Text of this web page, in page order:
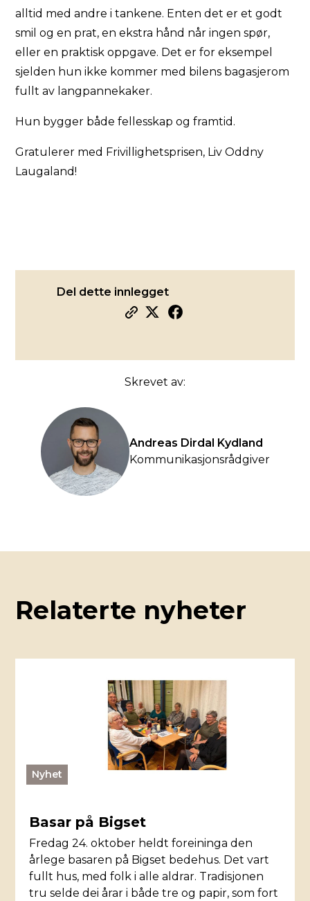
alltid med andre i tankene. Enten det er et godt
smil og en prat, en ekstra hånd når ingen spør,
eller en praktisk oppgave. Det er for eksempel
sjelden hun ikke kommer med bilens bagasjerom
fullt av langpannekaker.
Hun bygger både fellesskap og framtid.
Gratulerer med Frivillighetsprisen, Liv Oddny
Laugaland!
Del dette innlegget
Skrevet av:
Andreas Dirdal Kydland
Kommunikasjonsrådgiver
Relaterte nyheter
Nyhet
Basar på Bigset
Fredag 24. oktober heldt foreininga den
årlege basaren på Bigset bedehus. Det vart
fullt hus, med folk i alle aldrar. Tradisjonen
tru selde dei årar i både tre og papir, som fort